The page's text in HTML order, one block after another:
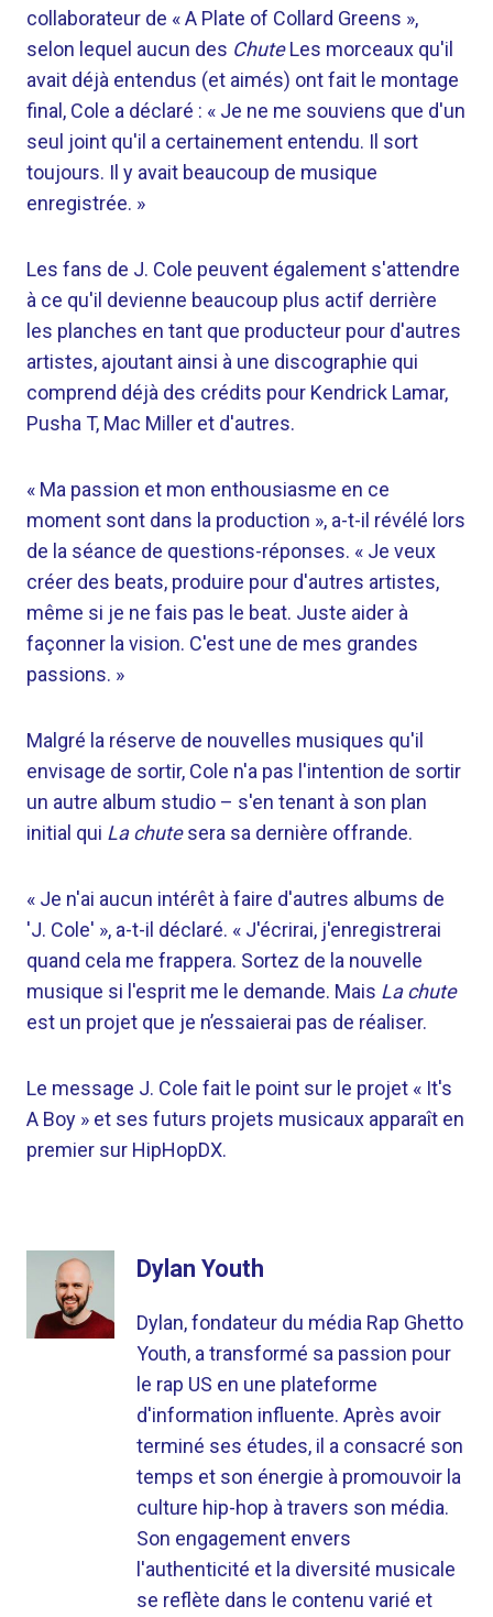
collaborateur de « A Plate of Collard Greens »,
selon lequel aucun des ChuteLes morceaux qu'il
avait déjà entendus (et aimés) ont fait le montage
final, Cole a déclaré : « Je ne me souviens que d'un
seul joint qu'il a certainement entendu. Il sort
toujours. Il y avait beaucoup de musique
enregistrée. »
Les fans de J. Cole peuvent également s'attendre
à ce qu'il devienne beaucoup plus actif derrière
les planches en tant que producteur pour d'autres
artistes, ajoutant ainsi à une discographie qui
comprend déjà des crédits pour Kendrick Lamar,
Pusha T, Mac Miller et d'autres.
« Ma passion et mon enthousiasme en ce
moment sont dans la production », a-t-il révélé lors
de la séance de questions-réponses. « Je veux
créer des beats, produire pour d'autres artistes,
même si je ne fais pas le beat. Juste aider à
façonner la vision. C'est une de mes grandes
passions. »
Malgré la réserve de nouvelles musiques qu'il
envisage de sortir, Cole n'a pas l'intention de sortir
un autre album studio – s'en tenant à son plan
initial qui La chutesera sa dernière offrande.
« Je n'ai aucun intérêt à faire d'autres albums de
'J. Cole' », a-t-il déclaré. « J'écrirai, j'enregistrerai
quand cela me frappera. Sortez de la nouvelle
musique si l'esprit me le demande. Mais La chute
est un projet que je n’essaierai pas de réaliser.
Le message J. Cole fait le point sur le projet « It's
A Boy » et ses futurs projets musicaux apparaît en
premier sur HipHopDX.
Dylan Youth
Dylan, fondateur du média Rap Ghetto
Youth, a transformé sa passion pour
le rap US en une plateforme
d'information influente. Après avoir
terminé ses études, il a consacré son
temps et son énergie à promouvoir la
culture hip-hop à travers son média.
Son engagement envers
l'authenticité et la diversité musicale
se reflète dans le contenu varié et